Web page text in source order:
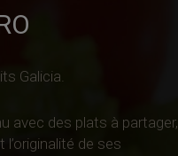
Galicia.
avec des plats à partager,
de ses